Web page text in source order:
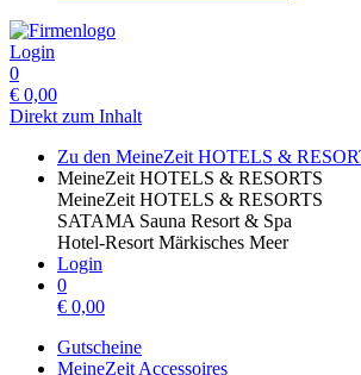
Login
0
€ 0,00
Direkt zum Inhalt
Zu den MeineZeit HOTELS &
MeineZeit HOTELS & RESORTS
MeineZeit HOTELS & RESORTS
SATAMA Sauna Resort & Spa
Hotel-Resort Märkisches Meer
Login
0
€ 0,00
Gutscheine
MeineZeit Accessoires